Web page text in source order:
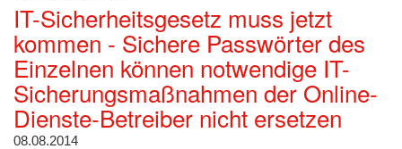
IT-Sicherheitsgesetz muss jetzt
kommen - Sichere Passwörter des
Einzelnen können notwendige IT-
Sicherungsmaßnahmen der Online-
Dienste-Betreiber nicht ersetzen
08.08.2014